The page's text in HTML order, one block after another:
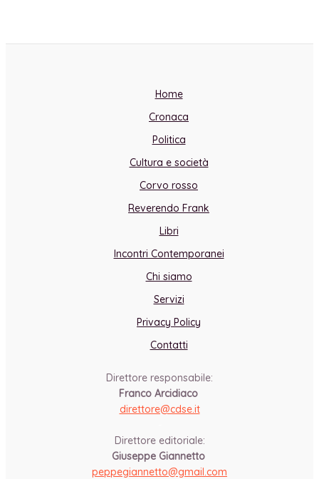
Home
Cronaca
Politica
Cultura e società
Corvo rosso
Reverendo Frank
Libri
Incontri Contemporanei
Chi siamo
Servizi
Privacy Policy
Contatti
Direttore responsabile:
Franco Arcidiaco
direttore@cdse.it
Direttore editoriale:
Giuseppe Giannetto
peppegiannetto@gmail.com